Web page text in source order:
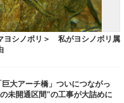
ヨシノボリ＞ 私がヨシノボリ属
巨大アーチ橋」ついにつながっ
未開通区間”の工事が大詰めに